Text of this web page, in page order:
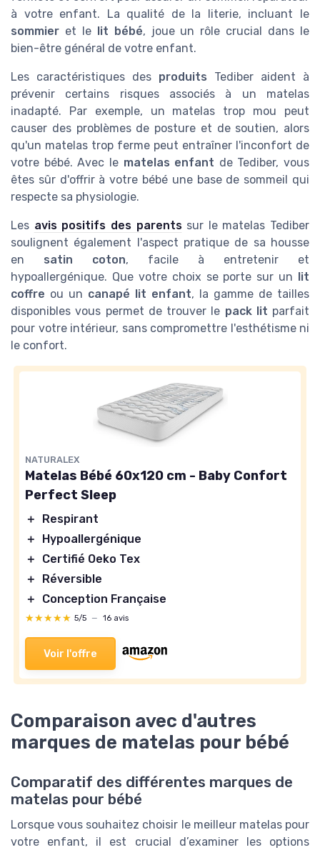
à votre enfant. La qualité de la literie, incluant le
sommier et le lit bébé, joue un rôle crucial dans le
bien-être général de votre enfant.
Les caractéristiques des produits Tediber aident à
prévenir certains risques associés à un matelas
inadapté. Par exemple, un matelas trop mou peut
causer des problèmes de posture et de soutien, alors
qu'un matelas trop ferme peut entraîner l'inconfort de
votre bébé. Avec le matelas enfant de Tediber, vous
êtes sûr d'offrir à votre bébé une base de sommeil qui
respecte sa physiologie.
Les avis positifs des parentssur le matelas Tediber
soulignent également l'aspect pratique de sa housse
en satin coton, facile à entretenir et
hypoallergénique. Que votre choix se porte sur un lit
coffre ou un canapé lit enfant, la gamme de tailles
disponibles vous permet de trouver le pack lit parfait
pour votre intérieur, sans compromettre l'esthétisme ni
le confort.
NATURALEX
Matelas Bébé 60x120 cm - Baby Confort
Perfect Sleep
＋
Respirant
＋
Hypoallergénique
＋
Certifié Oeko Tex
＋
Réversible
＋
Conception Française
★★★★★
★★★★★ 5/5 — 16 avis
Voir l'offre
Comparaison avec d'autres
marques de matelas pour bébé
Comparatif des différentes marques de
matelas pour bébé
Lorsque vous souhaitez choisir le meilleur matelas pour
votre enfant, il est crucial d’examiner les options